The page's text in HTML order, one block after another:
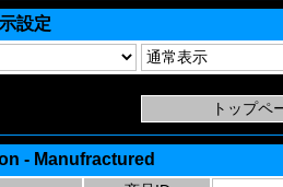
設定
- Manufractured